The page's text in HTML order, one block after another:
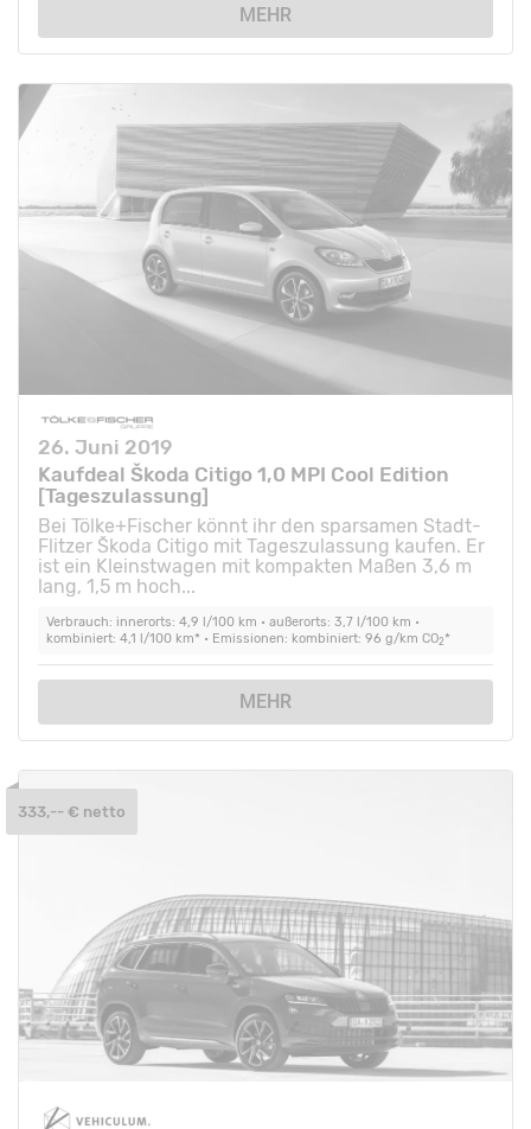
MEHR
26. Juni 2019
Kaufdeal Škoda Citigo 1,0 MPI Cool Edition
[Tageszulassung]
Bei Tölke+Fischer könnt ihr den sparsamen Stadt-
Flitzer Škoda Citigo mit Tageszulassung kaufen. Er
ist ein Kleinstwagen mit kompakten Maßen 3,6 m
lang, 1,5 m hoch...
Verbrauch: innerorts: 4,9 l/100 km • außerorts: 3,7 l/100 km •
kombiniert: 4,1 l/100 km* • Emissionen: kombiniert: 96 g/km CO2*
MEHR
333,-- € netto